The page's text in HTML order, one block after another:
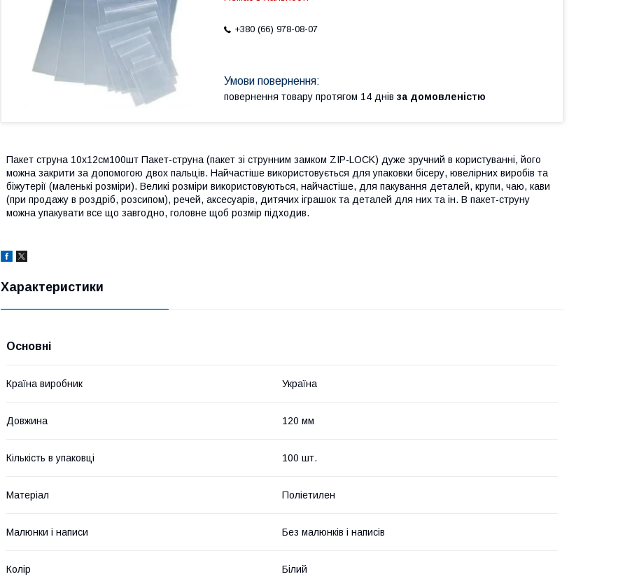
+380 (66) 978-08-07
повернення товару протягом 14 днів за домовленістю
Пакет струна 10х12см100шт Пакет-струна (пакет зі струнним замком ZIP-LOCK) дуже зручний в користуванні, його
можна закрити за допомогою двох пальців. Найчастіше використовується для упаковки бісеру, ювелірних виробів та
біжутерії (маленькі розміри). Великі розміри використовуються, найчастіше, для пакування деталей, крупи, чаю, кави
(при продажу в роздріб, розсипом), речей, аксесуарів, дитячих іграшок та деталей для них та ін. В пакет-струну
можна упакувати все що завгодно, головне щоб розмір підходив.
Характеристики
Основні
Країна виробник Україна
Довжина 120 мм
Кількість в упаковці 100 шт.
Матеріал Поліетилен
Малюнки і написи Без малюнків і написів
Колір Білий